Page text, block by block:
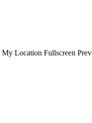
My Location Fullscreen Prev